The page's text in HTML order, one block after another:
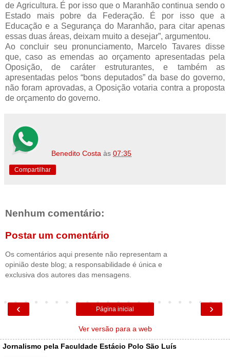
de Agricultura. É por isso que o Maranhão continua sendo o
Estado mais pobre da Federação. É por isso que a
Educação e a Segurança do Maranhão, para citar apenas
essas duas áreas, deixam muito a desejar”, argumentou.
Ao concluir seu pronunciamento, Marcelo Tavares disse
que, caso as emendas ao orçamento apresentadas pela
Oposição, de caráter estruturantes, e também as
apresentadas pelos “bons deputados” da base do governo,
não foram aprovadas, a Oposição votaria contra a proposta
de orçamento do governo.
Benedito Costa às07:35
Compartilhar
Nenhum comentário:
Postar um comentário
Os comentários aqui presente não representam a
opinião deste blog; a responsabilidade é única e
exclusiva dos autores das mensagens.
‹ ›
Página inicial
Ver versão para a web
Jornalismo pela Faculdade Estácio Polo São Luís